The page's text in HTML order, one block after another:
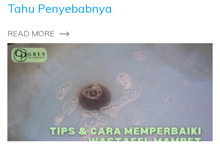
Tahu Penyebabnya
READ MORE